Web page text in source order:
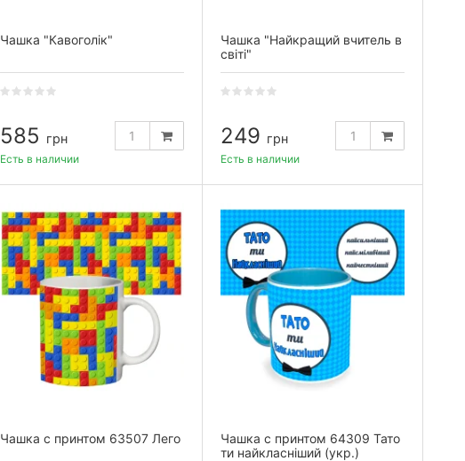
Чашка "Кавоголік"
585 грн
Есть в наличии
Чашка "Найкращий вчитель в
світі"
249 грн
Есть в наличии
Чашка с принтом 63507 Лего
Чашка с принтом 64309 Тато
ти найкласніший (укр.)